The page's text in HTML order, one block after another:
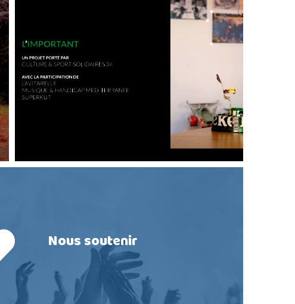
Nous soutenir